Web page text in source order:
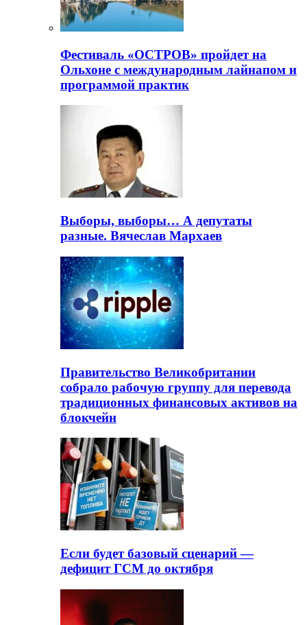
Фестиваль «ОСТРОВ» пройдет на
Ольхоне с международным лайнапом и
программой практик
Выборы, выборы… А депутаты
разные. Вячеслав Мархаев
Правительство Великобритании
собрало рабочую группу для перевода
традиционных финансовых активов на
блокчейн
Если будет базовый сценарий —
дефицит ГСМ до октября